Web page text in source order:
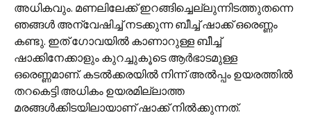
അധികവും. മണലിലേക്ക് ഇറങ്ങിച്ചെല്ലുന്നിടത്തുതന്നെ
ഞങ്ങള്‍ അന്വേഷിച്ച് നടക്കുന്ന ബീച്ച് ഷാക്ക് ഒരെണ്ണം
കണ്ടു. ഇത് ഗോവയില്‍ കാണാറുള്ള ബീച്ച്
ഷാക്കിനേക്കാളും കുറച്ചുകൂടെ ആര്‍ഭാടമുള്ള
ഒരെണ്ണമാണ്. കടല്‍ക്കരയില്‍ നിന്ന് അല്‍പ്പം ഉയരത്തില്‍
തറകെട്ടി അധികം ഉയരമില്ലാത്ത
മരങ്ങള്‍ക്കിടയിലായാണ് ഷാക്ക് നില്‍ക്കുന്നത്.